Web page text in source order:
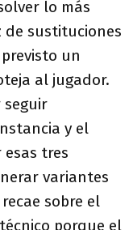
lo más
de sustituciones
un
al jugador.
seguir
y el
tres
variantes
sobre el
porque el